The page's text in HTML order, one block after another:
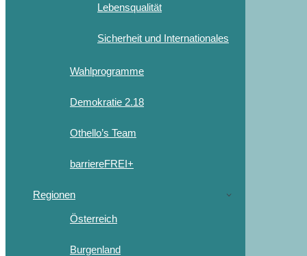
Lebensqualität
Sicherheit und Internationales
Wahlprogramme
Demokratie 2.18
Othello’s Team
barriereFREI+
Regionen
Österreich
Burgenland